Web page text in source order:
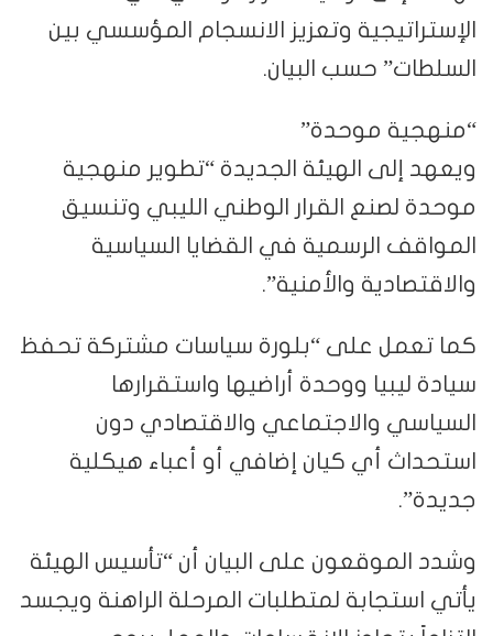
الإستراتيجية وتعزيز الانسجام المؤسسي بين
السلطات” حسب البيان.
“منهجية موحدة”
ويعهد إلى الهيئة الجديدة “تطوير منهجية
موحدة لصنع القرار الوطني الليبي وتنسيق
المواقف الرسمية في القضايا السياسية
والاقتصادية والأمنية”.
كما تعمل على “بلورة سياسات مشتركة تحفظ
سيادة ليبيا ووحدة أراضيها واستقرارها
السياسي والاجتماعي والاقتصادي دون
استحداث أي كيان إضافي أو أعباء هيكلية
جديدة”.
وشدد الموقعون على البيان أن “تأسيس الهيئة
يأتي استجابة لمتطلبات المرحلة الراهنة ويجسد